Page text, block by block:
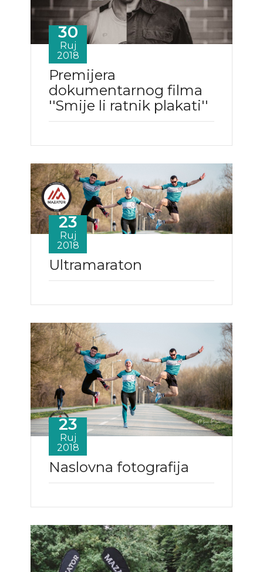
30
Ruj
2018
Premijera
dokumentarnog filma
''Smije li ratnik plakati''
23
Ruj
2018
Ultramaraton
23
Ruj
2018
Naslovna fotografija